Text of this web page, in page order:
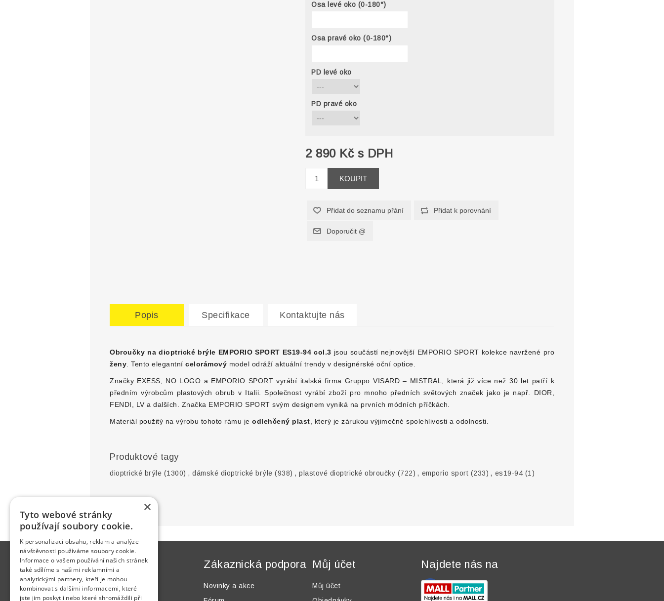
Osa levé oko (0-180°)
Osa pravé oko (0-180°)
PD levé oko
PD pravé oko
2 890 Kč s DPH
Popis Specifikace Kontaktujte nás
Obroučky na dioptrické brýle EMPORIO SPORT ES19-94 col.3 jsou součástí nejnovější EMPORIO SPORT kolekce navržené pro
ženy . Tento elegantní celorámový model odráží aktuální trendy v designérské oční optice.
Značky EXESS, NO LOGO a EMPORIO SPORT vyrábí italská firma Gruppo VISARD – MISTRAL, která již více než 30 let patří k
předním výrobcům plastových obrub v Italii. Společnost vyrábí zboží pro mnoho předních světových značek jako je např. DIOR,
FENDI, LV a dalších. Značka EMPORIO SPORT svým designem vyniká na prvních módních příčkách.
Materiál použitý na výrobu tohoto rámu je odlehčený plast , který je zárukou výjimečné spolehlivosti a odolnosti.
Produktové tagy
dioptrické brýle (1300) , dámské dioptrické brýle (938) , plastové dioptrické obroučky (722) , emporio sport (233) , es19-94 (1)
Informace
Mapa webu
Zákaznická podpora
Novinky a akce
Můj účet
Můj účet
Najdete nás na
×
Tyto webové stránky
používají soubory cookie.
K personalizaci obsahu, reklam a analýze
návštěvnosti používáme soubory cookie.
Informace o vašem používání našich stránek
také sdílíme s našimi reklamními a
analytickými partnery, kteří je mohou
kombinovat s dalšími informacemi, které
jste jim poskytli nebo které shromáždili při